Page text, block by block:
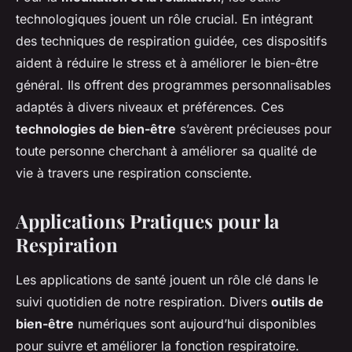
technologiques jouent un rôle crucial. En intégrant
des techniques de respiration guidée, ces dispositifs
aident à réduire le stress et à améliorer le bien-être
général. Ils offrent des programmes personnalisables
adaptés à divers niveaux et préférences. Ces
technologies de bien-être s’avèrent précieuses pour
toute personne cherchant à améliorer sa qualité de
vie à travers une respiration consciente.
Applications Pratiques pour la
Respiration
Les applications de santé jouent un rôle clé dans le
suivi quotidien de notre respiration. Divers outils de
bien-être numériques sont aujourd’hui disponibles
pour suivre et améliorer la fonction respiratoire.